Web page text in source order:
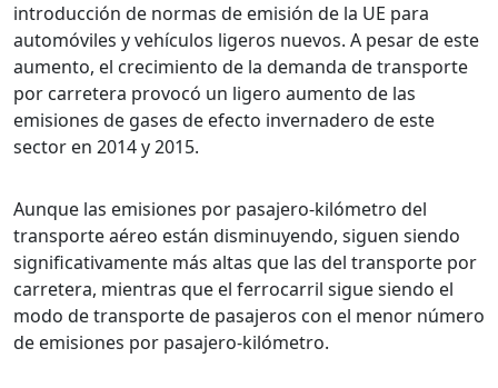
introducción de normas de emisión de la UE para
automóviles y vehículos ligeros nuevos. A pesar de este
aumento, el crecimiento de la demanda de transporte
por carretera provocó un ligero aumento de las
emisiones de gases de efecto invernadero de este
sector en 2014 y 2015.
Aunque las emisiones por pasajero-kilómetro del
transporte aéreo están disminuyendo, siguen siendo
significativamente más altas que las del transporte por
carretera, mientras que el ferrocarril sigue siendo el
modo de transporte de pasajeros con el menor número
de emisiones por pasajero-kilómetro.